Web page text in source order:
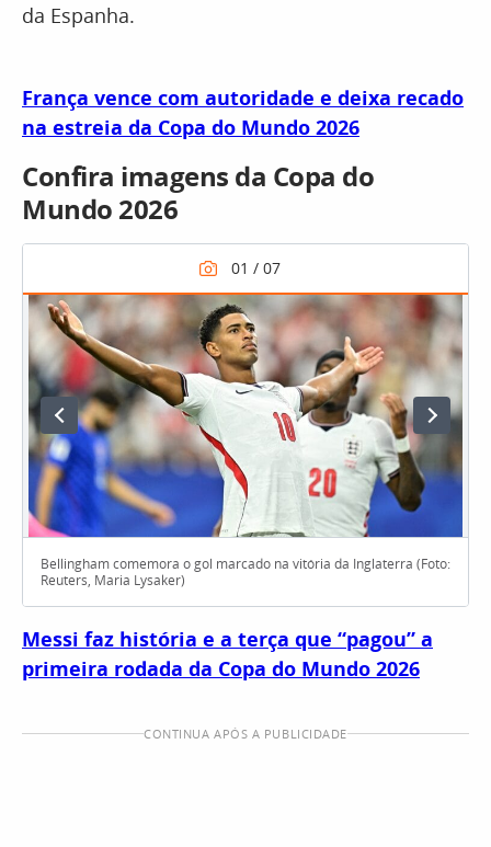
da Espanha.
França vence com autoridade e deixa recado
na estreia da Copa do Mundo 2026
Confira imagens da Copa do
Mundo 2026
Bellingham comemora o gol marcado na vitória da Inglaterra (Foto:
Reuters, Maria Lysaker)
Messi faz história e a terça que “pagou” a
primeira rodada da Copa do Mundo 2026
CONTINUA APÓS A PUBLICIDADE